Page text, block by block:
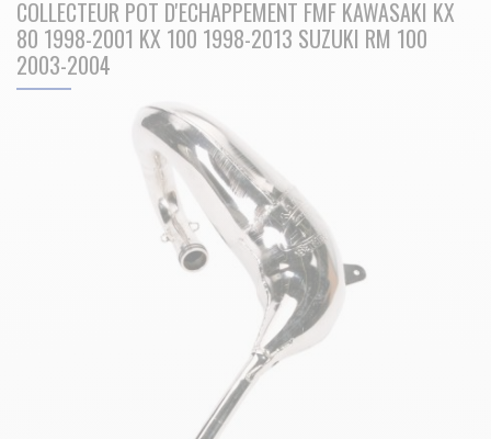
COLLECTEUR POT D'ECHAPPEMENT FMF KAWASAKI KX
80 1998-2001 KX 100 1998-2013 SUZUKI RM 100
2003-2004